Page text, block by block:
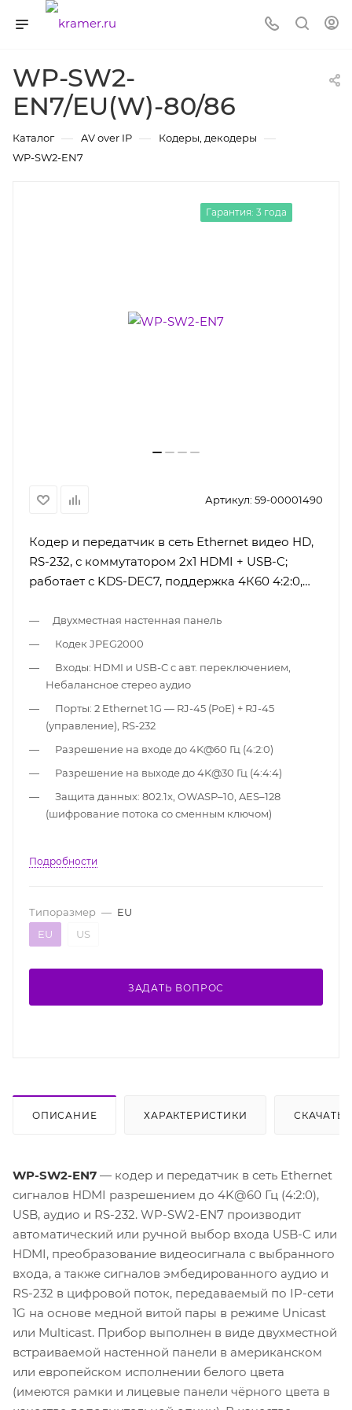
WP-SW2-
EN7/EU(W)-80/86
Каталог — AV over IP — Кодеры, декодеры —
WP-SW2-EN7
Гарантия: 3 года
Артикул: 59-00001490
Кодер и передатчик в сеть Ethernet видео HD,
RS-232, с коммутатором 2х1 HDMI + USB-C;
работает с KDS-DEC7, поддержка 4К60 4:2:0,
цвет белый
Двухместная настенная панель
Кодек JPEG2000
Входы: HDMI и USB-C с авт. переключением,
Небалансное стерео аудио
Порты: 2 Ethernet 1G — RJ-45 (PoE) + RJ-45
(управление), RS-232
Разрешение на входе до 4K@60 Гц (4:2:0)
Разрешение на выходе до 4K@30 Гц (4:4:4)
Защита данных: 802.1x, OWASP–10, AES–128
(шифрование потока со сменным ключом)
Подробности
Типоразмер — EU
EU
US
ЗАДАТЬ ВОПРОС
ОПИСАНИЕ ХАРАКТЕРИСТИКИ СКАЧАТЬ
WP-SW2-EN7 — кодер и передатчик в сеть Ethernet
сигналов HDMI разрешением до 4K@60 Гц (4:2:0),
USB, аудио и RS-232. WP-SW2-EN7 производит
автоматический или ручной выбор входа USB-C или
HDMI, преобразование видеосигнала с выбранного
входа, а также сигналов эмбедированного аудио и
RS-232 в цифровой поток, передаваемый по IP-сети
1G на основе медной витой пары в режиме Unicast
или Multicast. Прибор выполнен в виде двухместной
встраиваемой настенной панели в американском
или европейском исполнении белого цвета
(имеются рамки и лицевые панели чёрного цвета в